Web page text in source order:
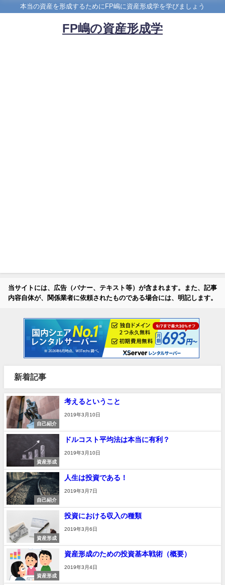
本当の資産を形成するためにFP嶋に資産形成学を学びましょう
FP嶋の資産形成学
当サイトには、広告（バナー、テキスト等）が含まれます。また、記事
内容自体が、関係業者に依頼されたものである場合には、明記します。
新着記事
自己紹介
考えるということ
2019年3月10日
資産形成
ドルコスト平均法は本当に有利？
2019年3月10日
自己紹介
人生は投資である！
2019年3月7日
資産形成
投資における収入の種類
2019年3月6日
資産形成
資産形成のための投資基本戦術（概要）
2019年3月4日